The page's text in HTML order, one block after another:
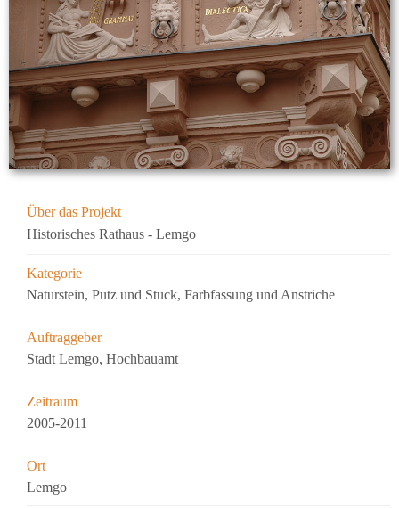
Über das Projekt
Historisches Rathaus - Lemgo
Kategorie
Naturstein, Putz und Stuck, Farbfassung und Anstriche
Auftraggeber
Stadt Lemgo, Hochbauamt
Zeitraum
2005-2011
Ort
Lemgo